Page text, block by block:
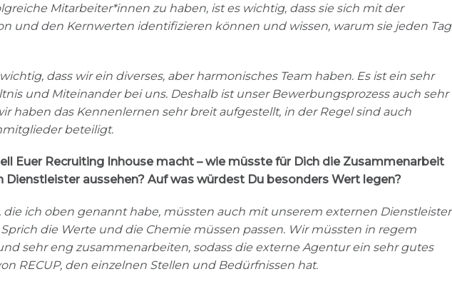
Mitarbeiter*innen zu haben, ist es wichtig, dass sie sich mit der
und den Kernwerten identifizieren können und wissen, warum sie jeden Tag
dass wir ein diverses, aber harmonisches Team haben. Es ist ein sehr
und Miteinander bei uns. Deshalb ist unser Bewerbungsprozess auch sehr
haben das Kennenlernen sehr breit aufgestellt, in der Regel sind auch
beteiligt.
Euer Recruiting Inhouse macht – wie müsste für Dich die Zusammenarbeit
Dienstleister aussehen? Auf was würdest Du besonders Wert legen?
die ich oben genannt habe, müssten auch mit unserem externen Dienstleister
die Werte und die Chemie müssen passen. Wir müssten in regem
sehr eng zusammenarbeiten, sodass die externe Agentur ein sehr gutes
RECUP, den einzelnen Stellen und Bedürfnissen hat.